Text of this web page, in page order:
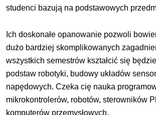
studenci bazują na podstawowych
Ich doskonałe opanowanie pozwoli
dużo bardziej skomplikowanych
wszystkich semestrów kształcić się
podstaw robotyki, budowy układów
napędowych. Czeka cię nauka
mikrokontrolerów, robotów, sterowników
komputerów przemysłowych.